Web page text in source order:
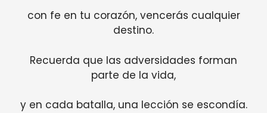
con fe en tu corazón, vencerás cualquier
destino.
Recuerda que las adversidades forman
parte de la vida,
y en cada batalla, una lección se escondía.